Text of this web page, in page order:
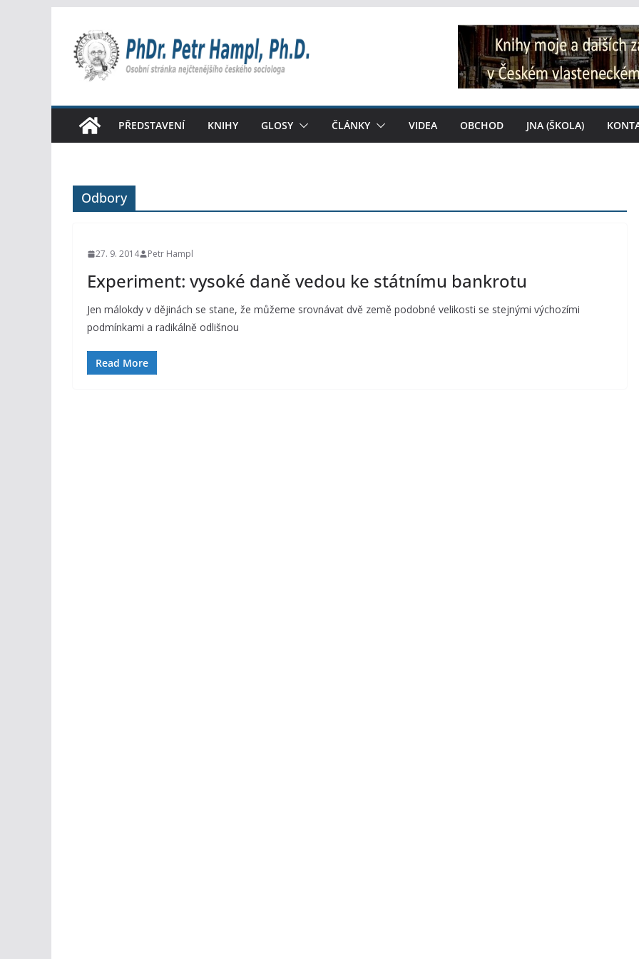
obsah
PŘEDSTAVENÍ KNIHY GLOSY ČLÁNKY VIDEA OBCHOD JNA (ŠKOLA)
Odbory
27. 9. 2014 Petr Hampl
Experiment: vysoké daně vedou ke státnímu bankrotu
Jen málokdy v dějinách se stane, že můžeme srovnávat dvě země podobné velikosti se stejnými výchozími
podmínkami a radikálně odlišnou
Read More